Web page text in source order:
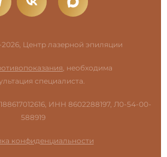
Центр лазерной эпиляции
, необходима
специалиста.
ИНН 8602288197, Л0-54-00-
588919
конфиденциальности